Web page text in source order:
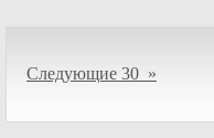
Следующие 30 »